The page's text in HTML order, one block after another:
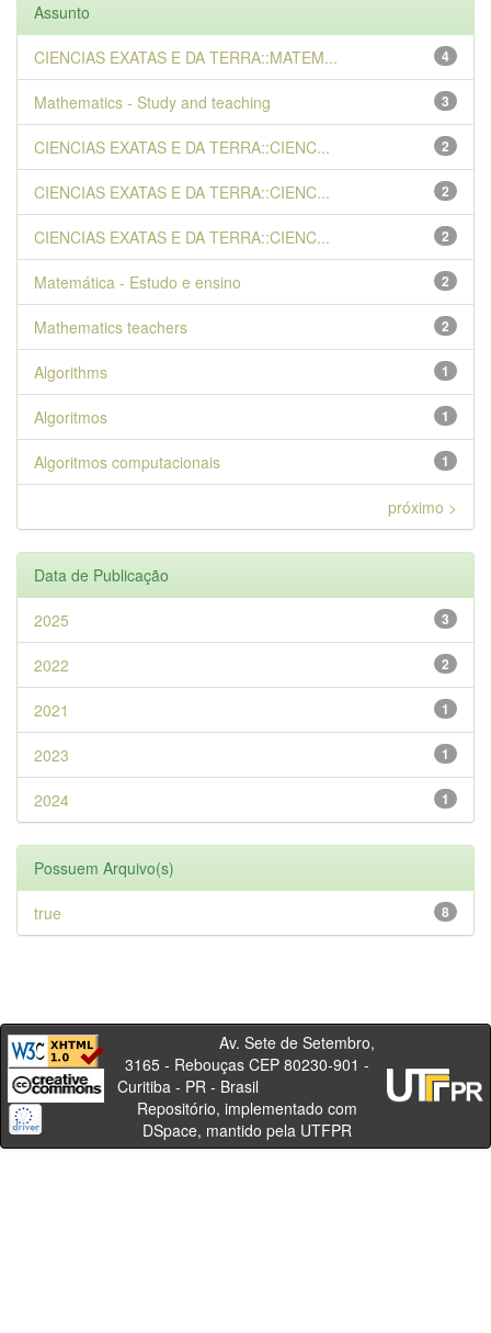
Assunto
4
CIENCIAS EXATAS E DA TERRA::MATEM...
3
Mathematics - Study and teaching
2
CIENCIAS EXATAS E DA TERRA::CIENC...
2
CIENCIAS EXATAS E DA TERRA::CIENC...
2
CIENCIAS EXATAS E DA TERRA::CIENC...
2
Matemática - Estudo e ensino
2
Mathematics teachers
1
Algorithms
1
Algoritmos
1
Algoritmos computacionais
próximo >
Data de Publicação
3
2025
2
2022
1
2021
1
2023
1
2024
Possuem Arquivo(s)
8
true
Av. Sete de Setembro,
3165 - Rebouças CEP 80230-901 -
Curitiba - PR - Brasil
Repositório, implementado com
DSpace, mantido pela UTFPR